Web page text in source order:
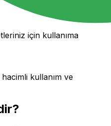
için kullanıma
kullanım ve